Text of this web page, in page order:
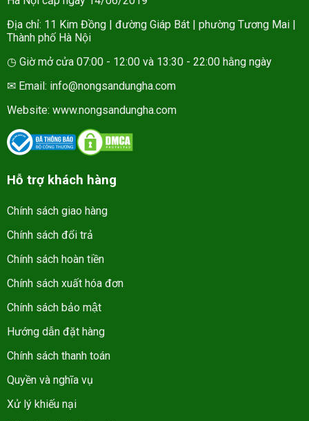
Địa chỉ: 11 Kim Đồng | đường Giáp Bát | phường Tương Mai |
Thành phố Hà Nội
◷ Giờ mở cửa 07:00 - 12:00 và 13:30 - 22:00 hằng ngày
✉ Email: info@nongsandungha.com
Website: www.nongsandungha.com
Hỗ trợ khách hàng
Chính sách giao hàng
Chính sách đổi trả
Chính sách hoàn tiền
Chính sách xuất hóa đơn
Chính sách bảo mật
Hướng dẫn đặt hàng
Chính sách thanh toán
Quyền và nghĩa vụ
Xử lý khiếu nại